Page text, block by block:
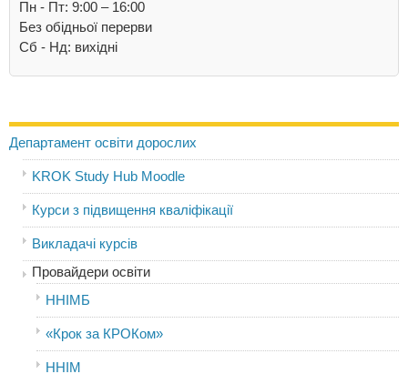
Пн - Пт: 9:00 – 16:00
Без обідньої перерви
Cб - Нд: вихідні
Департамент освіти дорослих
KROK Study Hub Moodle
Курси з підвищення кваліфікації
Викладачі курсів
Провайдери освіти
ННІМБ
«Крок за КРОКом»
ННІМ